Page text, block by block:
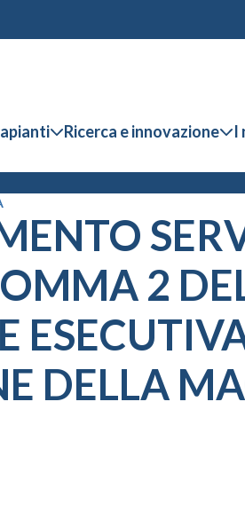
Ricerca e innovazione I
2
DELLA